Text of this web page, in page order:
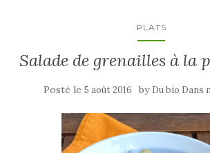
PLATS
Salade de grenailles à la
Posté le 5 août 2016 by Du bio Dans